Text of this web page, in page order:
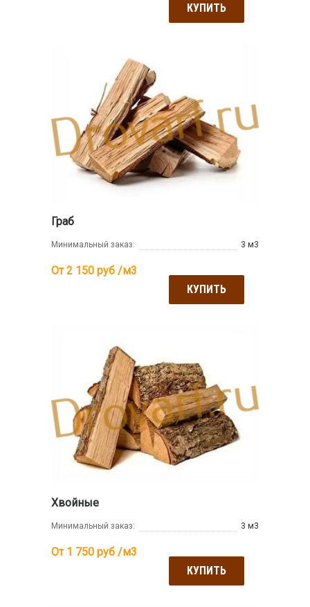
КУПИТЬ
Граб
Минимальный заказ: 3 м3
От 2 150 руб /м3
КУПИТЬ
Хвойные
Минимальный заказ: 3 м3
От 1 750 руб /м3
КУПИТЬ